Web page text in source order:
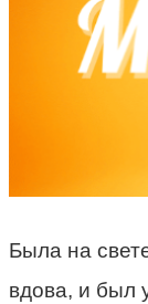
Была на
вдова, и был